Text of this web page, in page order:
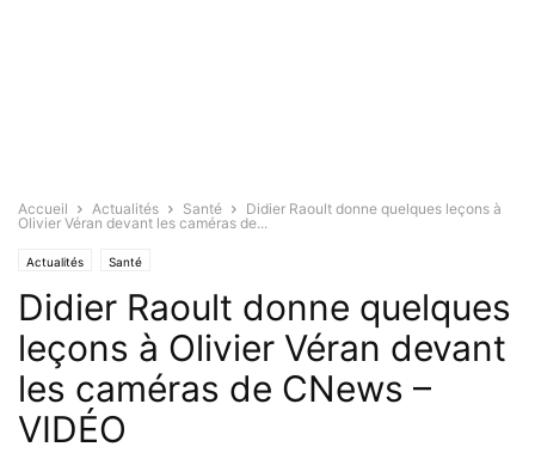
Accueil Actualités Santé
Didier Raoult donne quelques leçons à
Olivier Véran devant les caméras de...
Actualités Santé
Didier Raoult donne quelques
leçons à Olivier Véran devant
les caméras de CNews –
VIDÉO